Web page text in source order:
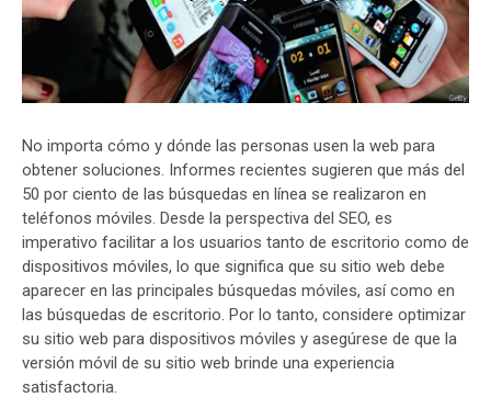
No importa cómo y dónde las personas usen la web para
obtener soluciones. Informes recientes sugieren que más del
50 por ciento de las búsquedas en línea se realizaron en
teléfonos móviles. Desde la perspectiva del SEO, es
imperativo facilitar a los usuarios tanto de escritorio como de
dispositivos móviles, lo que significa que su sitio web debe
aparecer en las principales búsquedas móviles, así como en
las búsquedas de escritorio. Por lo tanto, considere optimizar
su sitio web para dispositivos móviles y asegúrese de que la
versión móvil de su sitio web brinde una experiencia
satisfactoria.